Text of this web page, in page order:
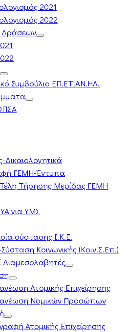
2021
2022
Δράσεων
Συμβούλιο ΕΠ.ΕΤ.ΑΝ.ΗΛ.
Δικαιολογητικά
ΓΕΜΗ-Έντυπα
Τήρησης Μερίδας ΓΕΜΗ
για ΥΜΣ
σύστασης Ι.Κ.Ε.
Κοινωνικής (Κοιν.Σ.Επ.)
Διαμεσολαβητές
Ατομικής Επιχείρησης
Νομικών Προσώπων
Ατομικής Επιχείρησης